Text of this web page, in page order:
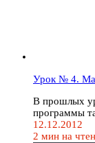
Урок № 4.
В прошлых
программы
12.12.2012
2 мин на